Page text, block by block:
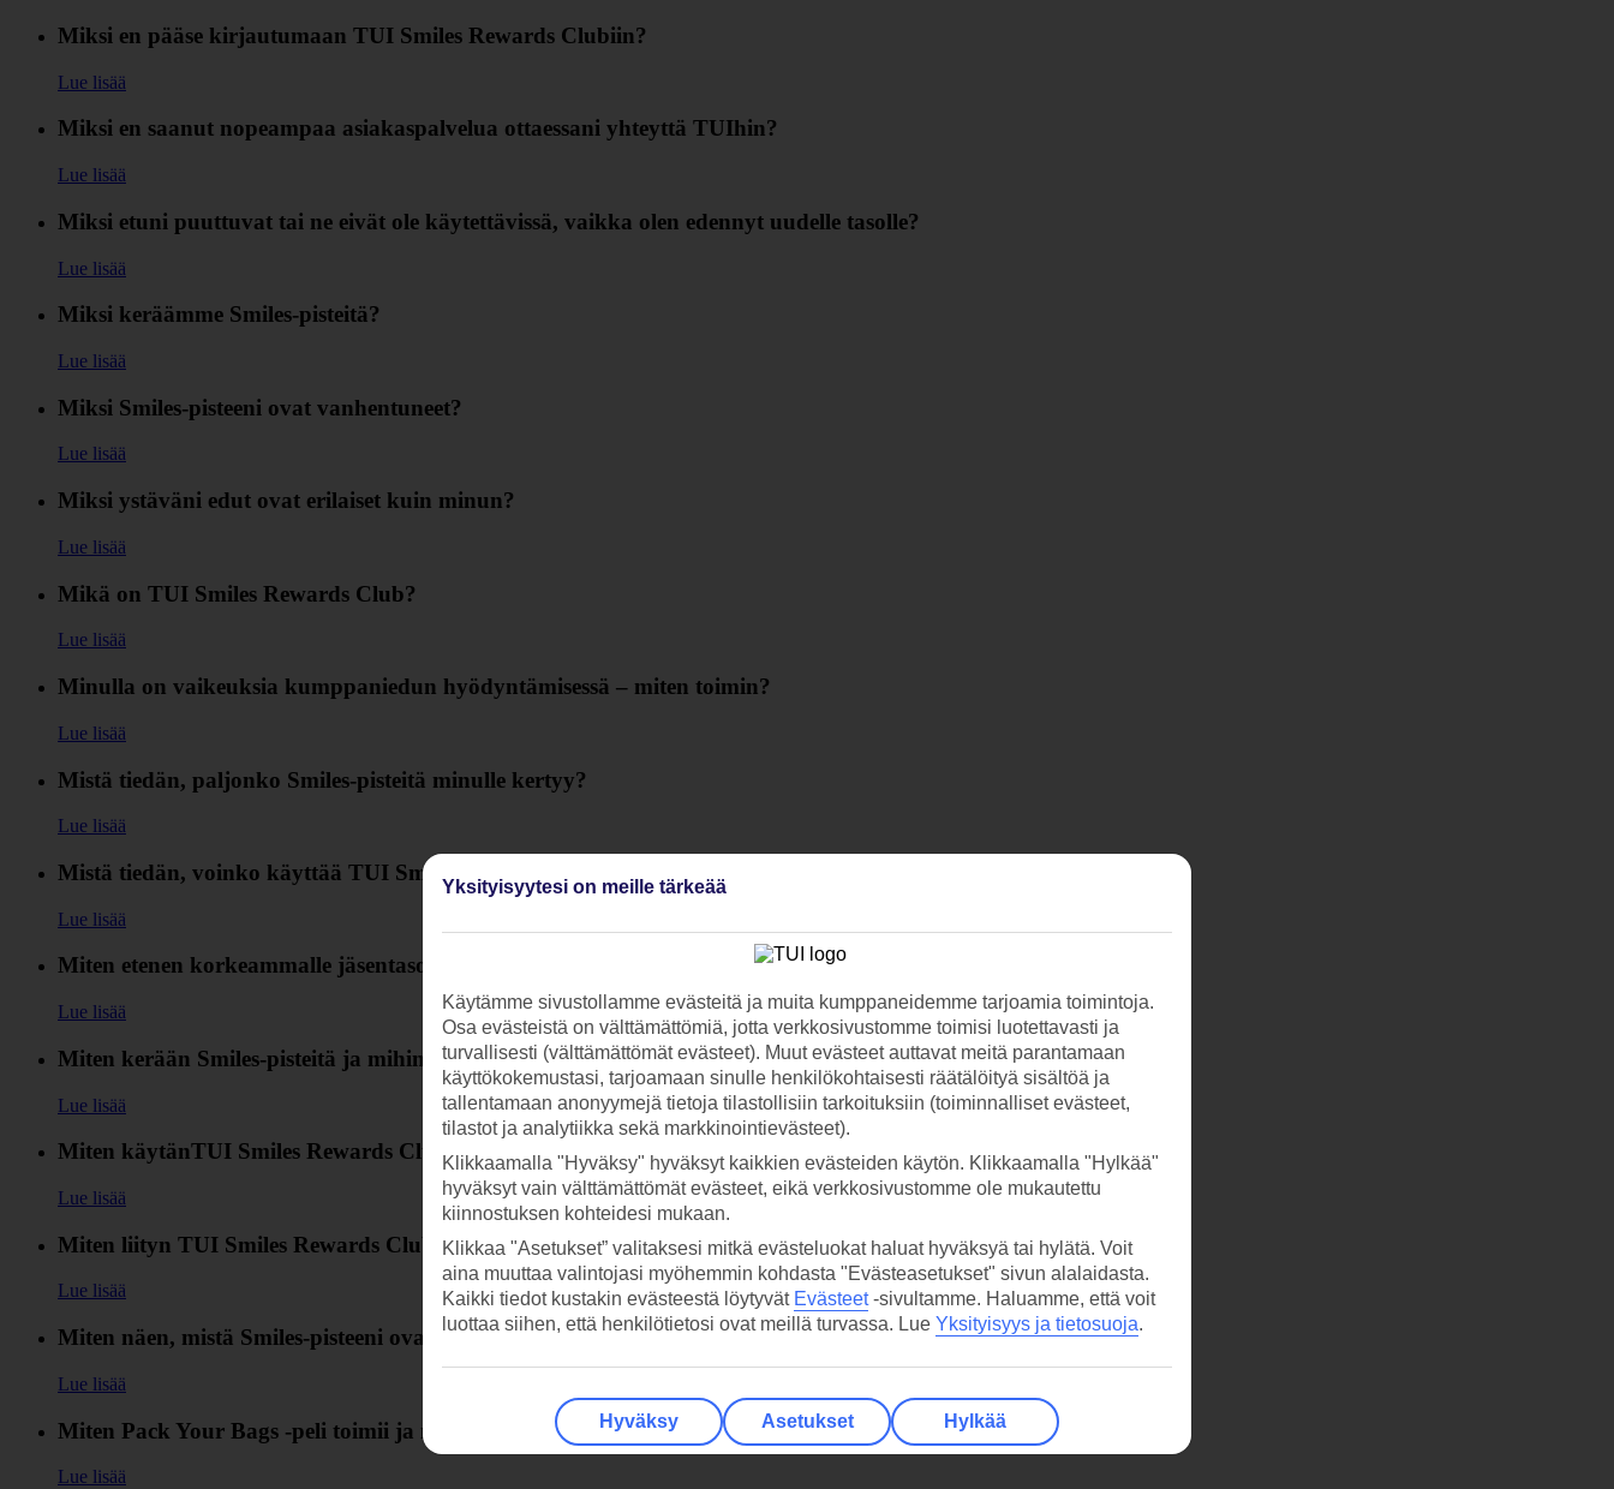
Miksi en pääse kirjautumaan TUI Smiles Rewards Clubiin?
Lue lisää
Miksi en saanut nopeampaa asiakaspalvelua ottaessani yhteyttä TUIhin?
Lue lisää
Miksi etuni puuttuvat tai ne eivät ole käytettävissä, vaikka olen edennyt uudelle tasolle?
Lue lisää
Miksi keräämme Smiles-pisteitä?
Lue lisää
Miksi Smiles-pisteeni ovat vanhentuneet?
Lue lisää
Miksi ystäväni edut ovat erilaiset kuin minun?
Lue lisää
Mikä on TUI Smiles Rewards Club?
Lue lisää
Minulla on vaikeuksia kumppaniedun hyödyntämisessä – miten toimin?
Lue lisää
Mistä tiedän, paljonko Smiles-pisteitä minulle kertyy?
Lue lisää
Mistä tiedän, voinko käyttää TUI Smiles Rewards Clubin alennuskoodia?
Lue lisää
Miten etenen korkeammalle jäsentasolle klubissa?
Lue lisää
Miten kerään Smiles-pisteitä ja mihin niitä käytetään?
Lue lisää
Miten käytänTUI Smiles Rewards Clubin tarjouskoodia?
Lue lisää
Miten liityn TUI Smiles Rewards Clubiin?
Lue lisää
Miten näen, mistä Smiles-pisteeni ovat kertyneet?
Lue lisää
Miten Pack Your Bags ‑peli toimii ja mistä löydän sen?
Lue lisää
Yksityisyytesi on meille tärkeää
Käytämme sivustollamme evästeitä ja muita kumppaneidemme tarjoamia toimintoja.
Osa evästeistä on välttämättömiä, jotta verkkosivustomme toimisi luotettavasti ja
turvallisesti (välttämättömät evästeet). Muut evästeet auttavat meitä parantamaan
käyttökokemustasi, tarjoamaan sinulle henkilökohtaisesti räätälöityä sisältöä ja
tallentamaan anonyymejä tietoja tilastollisiin tarkoituksiin (toiminnalliset evästeet,
tilastot ja analytiikka sekä markkinointievästeet).
Klikkaamalla "Hyväksy" hyväksyt kaikkien evästeiden käytön. Klikkaamalla "Hylkää"
hyväksyt vain välttämättömät evästeet, eikä verkkosivustomme ole mukautettu
kiinnostuksen kohteidesi mukaan.
Klikkaa "Asetukset” valitaksesi mitkä evästeluokat haluat hyväksyä tai hylätä. Voit
aina muuttaa valintojasi myöhemmin kohdasta "Evästeasetukset" sivun alalaidasta.
Kaikki tiedot kustakin evästeestä löytyvät Evästeet-sivultamme. Haluamme, että voit
luottaa siihen, että henkilötietosi ovat meillä turvassa. Lue Yksityisyys ja tietosuoja.
Hyväksy Asetukset Hylkää